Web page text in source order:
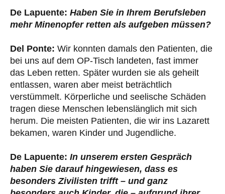
De Lapuente: Haben Sie in Ihrem Berufsleben
mehr Minenopfer retten als aufgeben müssen?
Del Ponte: Wir konnten damals den Patienten, die
bei uns auf dem OP-Tisch landeten, fast immer
das Leben retten. Später wurden sie als geheilt
entlassen, waren aber meist beträchtlich
verstümmelt. Körperliche und seelische Schäden
tragen diese Menschen lebenslänglich mit sich
herum. Die meisten Patienten, die wir ins Lazarett
bekamen, waren Kinder und Jugendliche.
De Lapuente: In unserem ersten Gespräch
haben Sie darauf hingewiesen, dass es
besonders Zivilisten trifft – und ganz